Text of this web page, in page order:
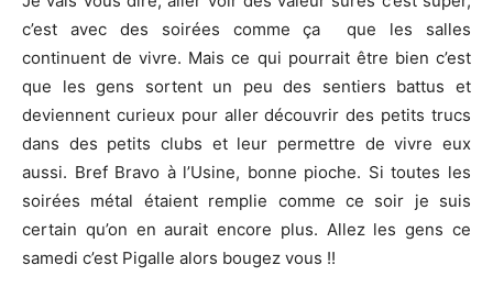
c’est avec des soirées comme ça que les salles
continuent de vivre. Mais ce qui pourrait être bien c’est
que les gens sortent un peu des sentiers battus et
deviennent curieux pour aller découvrir des petits trucs
dans des petits clubs et leur permettre de vivre eux
aussi. Bref Bravo à l’Usine, bonne pioche. Si toutes les
soirées métal étaient remplie comme ce soir je suis
certain qu’on en aurait encore plus. Allez les gens ce
samedi c’est Pigalle alors bougez vous !!